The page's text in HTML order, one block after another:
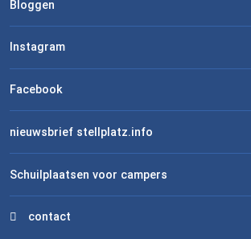
Bloggen
Instagram
Facebook
nieuwsbrief stellplatz.info
Schuilplaatsen voor campers
contact